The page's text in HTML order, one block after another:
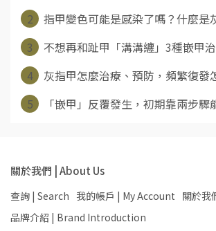
2
指甲變色可能是感染了嗎？什麼是
3
不想再和趾甲「溝溝纏」3種嵌甲
4
灰指甲怎麼治療、預防，頻繁復
5
「嵌甲」反覆發生，初期靠兩步驟
關於我們 | About Us
查詢 | Search 我的帳戶 | My Account 關於我
品牌介紹 | Brand Introduction